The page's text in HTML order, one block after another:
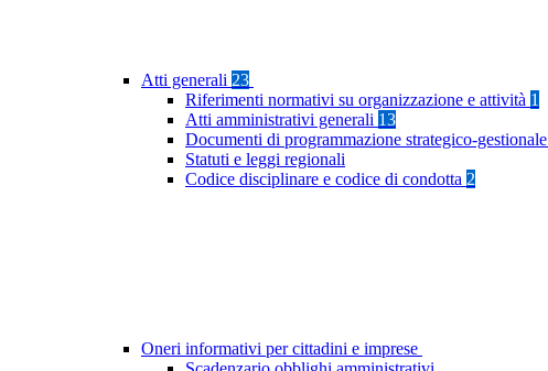
Atti generali 23
Riferimenti normativi su organizzazione e attività 1
Atti amministrativi generali 13
Documenti di programmazione strategico-gestionale
Statuti e leggi regionali
Codice disciplinare e codice di condotta 2
Oneri informativi per cittadini e imprese